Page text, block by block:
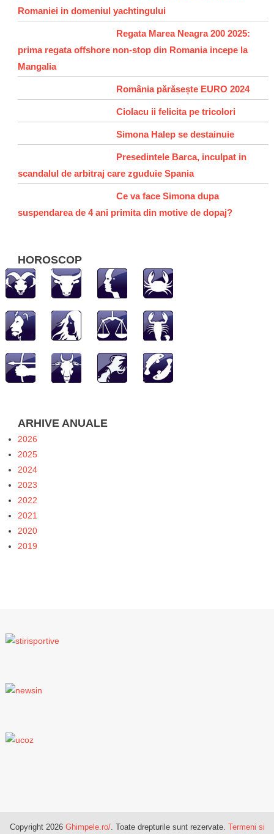
Romaniei in domeniul yachtingului
Regata Marea Neagra 200 2025:
prima regata offshore non-stop din Romania incepe la
Mangalia
România părăsește EURO 2024
Ciolacu ii felicita pe tricolori
Simona Halep se destainuie
Presedintele Barca, inculpat in
scandalul de arbitraj care zguduie Spania
Ce va face Simona dupa
suspendarea de 4 ani primita din motive de dopaj?
HOROSCOP
ARHIVE ANUALE
2026
2025
2024
2023
2022
2021
2020
2019
Copyright 2026 Ghimpele.ro/. Toate drepturile sunt rezervate. Termeni si